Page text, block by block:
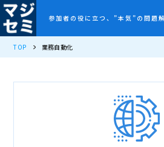
参加者の役に立つ、”本気”の問題
TOP 業務自動化